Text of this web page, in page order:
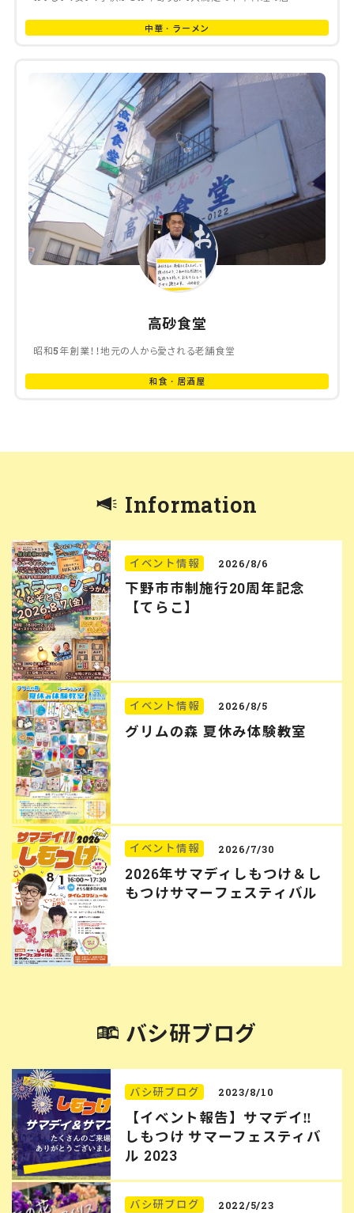
中華・ラーメン
高砂食堂
昭和5年創業！！地元の人から愛される老舗食堂
和食・居酒屋
Information
イベント情報 2026/8/6
下野市市制施行20周年記念
【てらこ】
イベント情報 2026/8/5
グリムの森 夏休み体験教室
イベント情報 2026/7/30
2026年サマディしもつけ＆し
もつけサマーフェスティバル
バシ研ブログ
バシ研ブログ 2023/8/10
【イベント報告】サマデイ‼︎
しもつけ サマーフェスティバ
ル 2023
バシ研ブログ 2022/5/23